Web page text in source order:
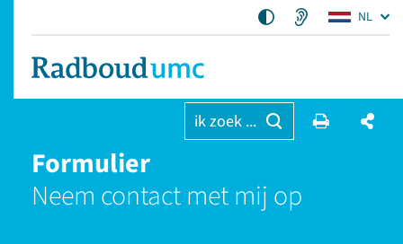
NL
ik zoek ...
Formulier
Neem contact met mij op